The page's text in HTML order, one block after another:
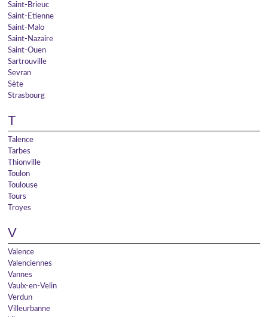
Saint-Brieuc
Saint-Etienne
Saint-Malo
Saint-Nazaire
Saint-Ouen
Sartrouville
Sevran
Sète
Strasbourg
T
Talence
Tarbes
Thionville
Toulon
Toulouse
Tours
Troyes
V
Valence
Valenciennes
Vannes
Vaulx-en-Velin
Verdun
Villeurbanne